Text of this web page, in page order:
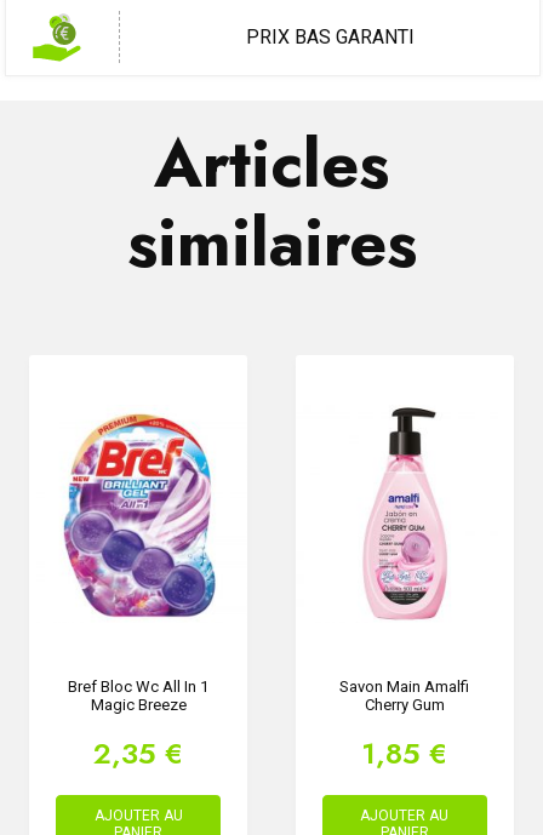
PRIX BAS GARANTI
Articles
similaires
Bref Bloc Wc All In 1
Magic Breeze
2,35 €
AJOUTER AU
Savon Main Amalfi
Cherry Gum
1,85 €
AJOUTER AU